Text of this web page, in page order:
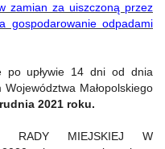
zamian za uiszczoną przez
gospodarowanie odpadami
po upływie 14 dni od dnia
Małopolskiego
2021 roku.
RADY MIEJSKIEJ W